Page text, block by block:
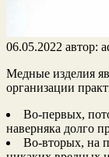
06.05.2022 автор:
Медные изделия
организации
Во-первых,
наверняка долго
Во-вторых, на